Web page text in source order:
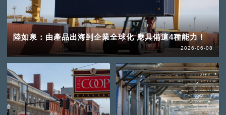
陸如泉：由產品出海到企業全球化 應具備這4種能力！
2026-06-08